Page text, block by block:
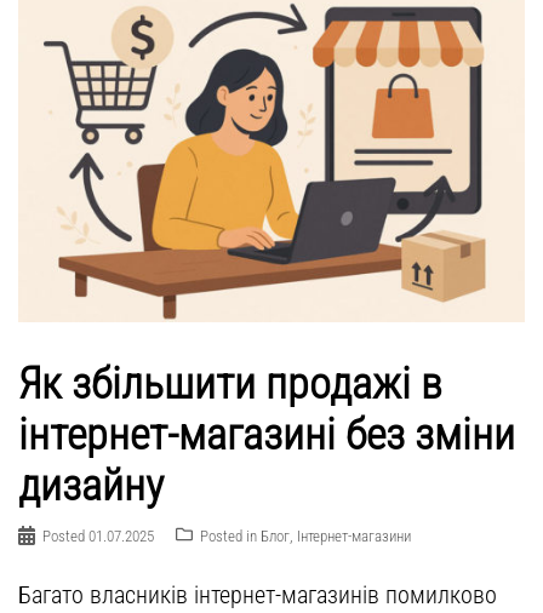
Як збільшити продажі в
інтернет-магазині без зміни
дизайну
Posted 01.07.2025 Posted in Блог, Інтернет-магазини
Багато власників інтернет-магазинів помилково